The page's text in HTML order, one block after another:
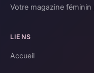
Votre magazine
LIENS
Accueil